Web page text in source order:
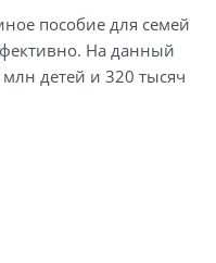
пособие для семей
На данный
детей и 320 тысяч